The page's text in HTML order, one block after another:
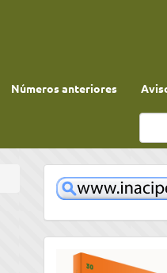
Números anteriores
www